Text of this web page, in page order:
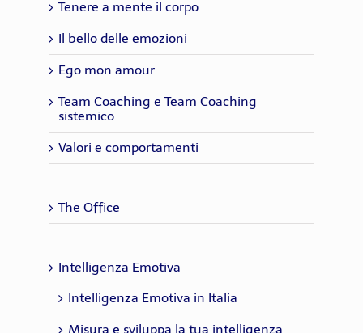
Tenere a mente il corpo
Il bello delle emozioni
Ego mon amour
Team Coaching e Team Coaching
sistemico
Valori e comportamenti
The Office
Intelligenza Emotiva
Intelligenza Emotiva in Italia
Misura e sviluppa la tua intelligenza